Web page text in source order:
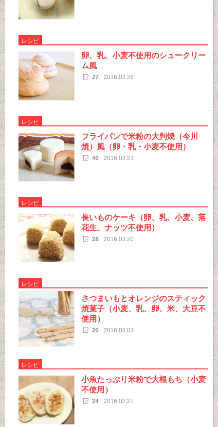
レシピ
卵、乳、小麦不使用のシュークリー
ム風
27 2016.03.26
レシピ
フライパンで米粉の大判焼（今川
焼）風（卵・乳・小麦不使用）
40 2016.03.23
レシピ
長いものケーキ（卵、乳、小麦、落
花生、ナッツ不使用）
28 2016.03.20
レシピ
さつまいもとオレンジのスティック
焼菓子（小麦、乳、卵、米、大豆不
使用）
20 2016.03.03
レシピ
小魚たっぷり米粉で大根もち（小麦
不使用）
24 2016.02.21